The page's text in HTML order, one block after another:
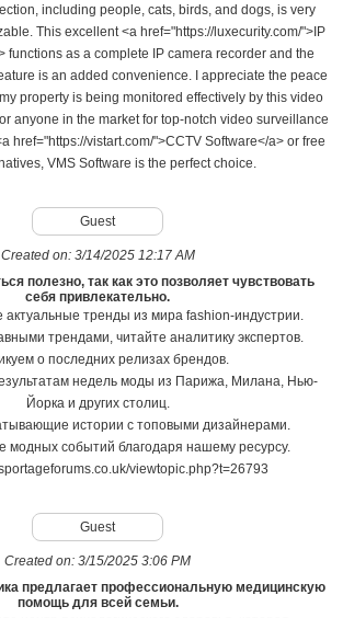
including people, cats, birds, and dogs, is very
This excellent <a href="https://luxecurity.com/">IP
functions as a complete IP camera recorder and the
is an added convenience. I appreciate the peace
property is being monitored effectively by this video
anyone in the market for top-notch video surveillance
href="https://vistart.com/">CCTV Software</a> or free
VMS Software is the perfect choice.
Guest
Created on: 3/14/2025 12:17 AM
полезно, так как это позволяет чувствовать
себя привлекательно.
актуальные тренды из мира fashion-индустрии.
трендами, читайте аналитику экспертов.
о последних релизах брендов.
недель моды из Парижа, Милана, Нью-
Йорка и других столиц.
истории с топовыми дизайнерами.
модных событий благодаря нашему ресурсу.
viewtopic.php?t=26793
Guest
Created on: 3/15/2025 3:06 PM
предлагает профессиональную медицинскую
помощь для всей семьи.